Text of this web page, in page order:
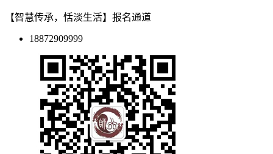
【智慧传承，恬淡生活】报名通道
18872909999